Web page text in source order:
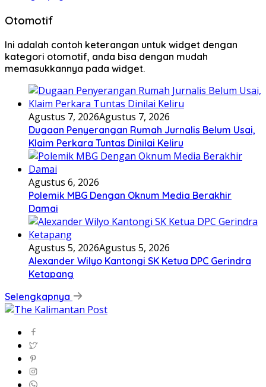
Otomotif
Ini adalah contoh keterangan untuk widget dengan
kategori otomotif, anda bisa dengan mudah
memasukkannya pada widget.
Agustus 7, 2026Agustus 7, 2026
Dugaan Penyerangan Rumah Jurnalis Belum Usai,
Klaim Perkara Tuntas Dinilai Keliru
Agustus 6, 2026
Polemik MBG Dengan Oknum Media Berakhir
Damai
Agustus 5, 2026Agustus 5, 2026
Alexander Wilyo Kantongi SK Ketua DPC Gerindra
Ketapang
Selengkapnya